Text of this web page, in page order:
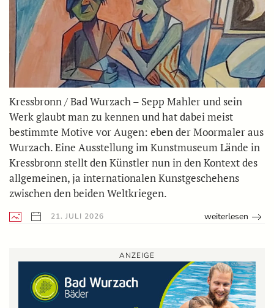
Kressbronn / Bad Wurzach – Sepp Mahler und sein
Werk glaubt man zu kennen und hat dabei meist
bestimmte Motive vor Augen: eben der Moormaler aus
Wurzach. Eine Ausstellung im Kunstmuseum Lände in
Kressbronn stellt den Künstler nun in den Kontext des
allgemeinen, ja internationalen Kunstgeschehens
zwischen den beiden Weltkriegen.
21. JULI 2026 weiterlesen
ANZEIGE